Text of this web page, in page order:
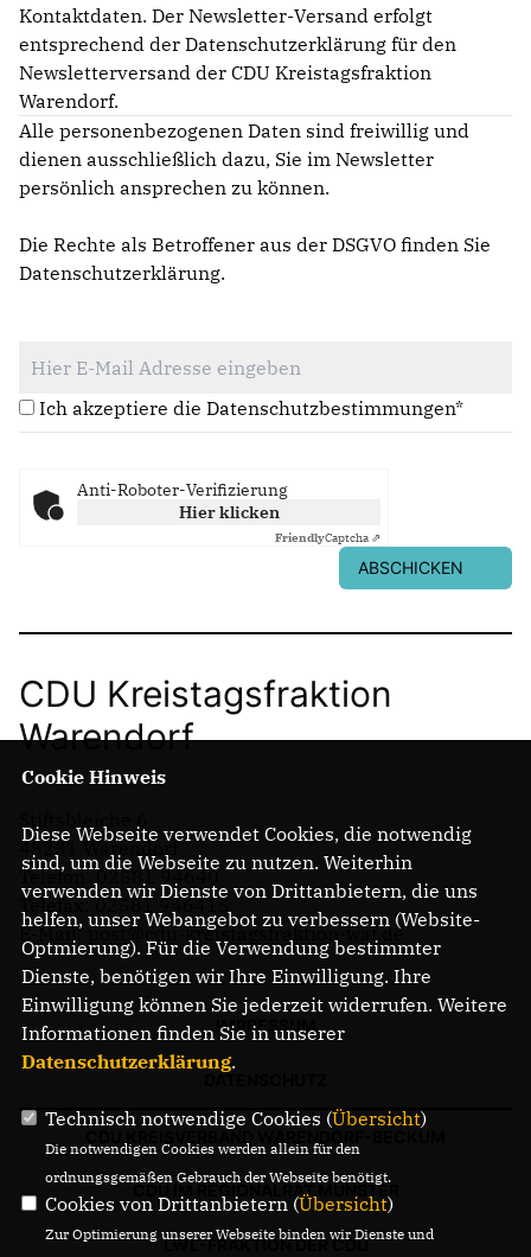
Kontaktdaten. Der Newsletter-Versand erfolgt
entsprechend der Datenschutzerklärung für den
Newsletterversand der CDU Kreistagsfraktion
Warendorf.
Alle personenbezogenen Daten sind freiwillig und
dienen ausschließlich dazu, Sie im Newsletter
persönlich ansprechen zu können.
Die Rechte als Betroffener aus der DSGVO finden Sie
Datenschutzerklärung.
Ich akzeptiere die Datenschutzbestimmungen*
Anti-Roboter-Verifizierung
Hier klicken
FriendlyCaptcha ⇗
ABSCHICKEN
CDU Kreistagsfraktion
Warendorf
48231 Warendorf
Telefon: 02581 94640
Telefax: 02581 946415
E-Mail: post@cdu-kreistagsfraktion-waf.de
IMPRESSUM
CDU IM REGIONALRAT MÜNSTER
LWL-FRAKTION DER CDU
Cookie Hinweis
Diese Webseite verwendet Cookies, die notwendig
sind, um die Webseite zu nutzen. Weiterhin
verwenden wir Dienste von Drittanbietern, die uns
helfen, unser Webangebot zu verbessern (Website-
Optmierung). Für die Verwendung bestimmter
Dienste, benötigen wir Ihre Einwilligung. Ihre
Einwilligung können Sie jederzeit widerrufen. Weitere
Informationen finden Sie in unserer
Datenschutzerklärung.
Technisch notwendige Cookies (Übersicht)
Die notwendigen Cookies werden allein für den
ordnungsgemäßen Gebrauch der Webseite benötigt.
Cookies von Drittanbietern (Übersicht)
Zur Optimierung unserer Webseite binden wir Dienste und